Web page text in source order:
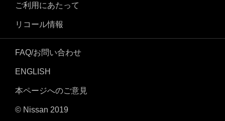
ご利用にあたって
リコール情報
FAQ/お問い合わせ
ENGLISH
本ページへのご意見
© Nissan 2019